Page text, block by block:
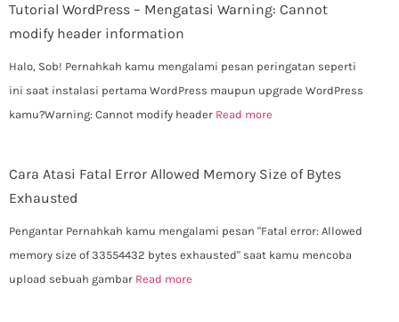
Tutorial WordPress – Mengatasi Warning: Cannot
modify header information
Halo, Sob! Pernahkah kamu mengalami pesan peringatan seperti
ini saat instalasi pertama WordPress maupun upgrade WordPress
kamu?Warning: Cannot modify header Read more
Cara Atasi Fatal Error Allowed Memory Size of Bytes
Exhausted
Pengantar Pernahkah kamu mengalami pesan "Fatal error: Allowed
memory size of 33554432 bytes exhausted" saat kamu mencoba
upload sebuah gambar Read more